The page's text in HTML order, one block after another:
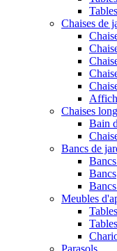
Chaises de
Chaises
Bain
Bancs de
Bancs
Meubles
Parasols